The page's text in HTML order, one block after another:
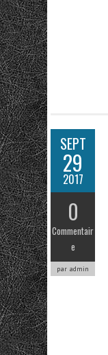
SEPT
29
2017
0
Commentair
e
par admin